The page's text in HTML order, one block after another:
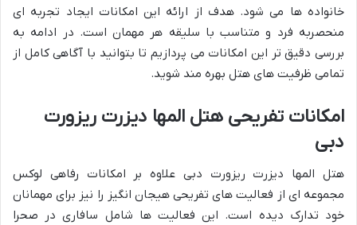
خانواده ها می شود. هدف از ارائه این امکانات ایجاد تجربه ای
منحصربه فرد و متناسب با سلیقه هر مهمان است. در ادامه به
بررسی دقیق تر این امکانات می پردازیم تا بتوانید با آگاهی کامل از
تمامی ظرفیت های هتل بهره مند شوید.
امکانات تفریحی هتل المها دیزرت ریزورت
دبی
هتل المها دیزرت ریزورت دبی علاوه بر امکانات رفاهی لوکس
مجموعه ای از فعالیت های تفریحی هیجان انگیز را نیز برای مهمانان
خود تدارک دیده است. این فعالیت ها شامل سافاری در صحرا